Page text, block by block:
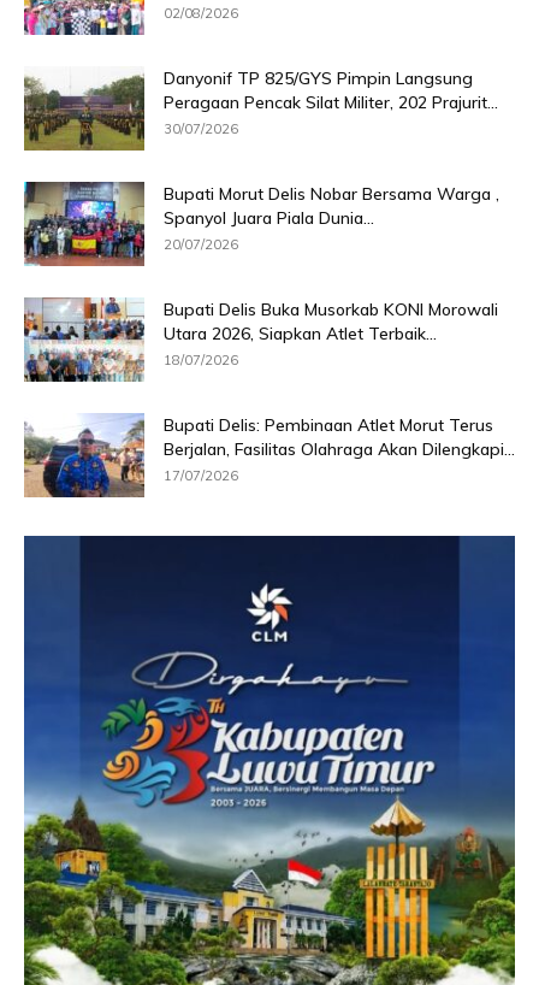
02/08/2026
Danyonif TP 825/GYS Pimpin Langsung
Peragaan Pencak Silat Militer, 202 Prajurit...
30/07/2026
Bupati Morut Delis Nobar Bersama Warga ,
Spanyol Juara Piala Dunia...
20/07/2026
Bupati Delis Buka Musorkab KONI Morowali
Utara 2026, Siapkan Atlet Terbaik...
18/07/2026
Bupati Delis: Pembinaan Atlet Morut Terus
Berjalan, Fasilitas Olahraga Akan Dilengkapi...
17/07/2026